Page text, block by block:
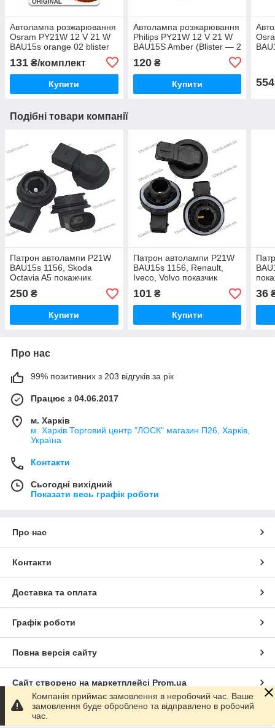
Автолампа розжарювання
Osram PY21W 12 V 21 W
BAU15s orange 02 blister
131 ₴/комплект
Купити
Автолампа розжарювання
Philips PY21W 12 V 21 W
BAU15S Amber (Blister — 2
120₴
Купити 554
Подібні товари компанії
Патрон автолампи P21W
BAU15s 1156, Skoda
Octavia A5 покажчик
повороту 1Z0941669 VAG
2069
250 ₴
Купити
Патрон автолампи P21W
BAU15s 1156, Renault,
Iveco, Volvo показчик
повороту SG1419330 DT-
A-142
101₴
Купити
36
Про нас
99% позитивних з 203 відгуків за рік
Працює з 04.06.2017
м. Харків
м. Харків Торговий центр "ЛОСК" магазин П26, Харків,
Україна
Контакти
Сьогодні вихідний
Показати весь графік роботи
Про нас
Контакти
Доставка та оплата
Графік роботи
Повна версія сайту
Сайт створено на маркетплейсі Prom.ua
Політика конфіденційності
Компанія приймає замовлення в неробочий час. Ваше
замовлення буде оброблено та відправлено в робочий
час.